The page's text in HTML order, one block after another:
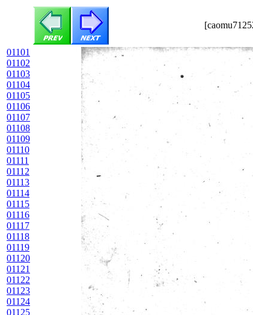
01101
01102
01103
01104
01105
01106
01107
01108
01109
01110
01111
01112
01113
01114
01115
01116
01117
01118
01119
01120
01121
01122
01123
01124
01125